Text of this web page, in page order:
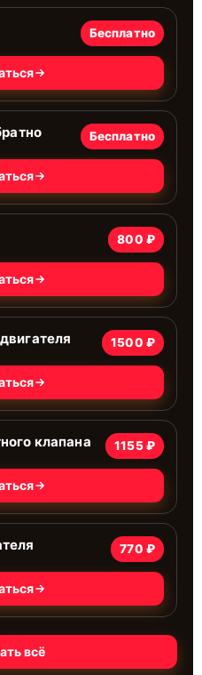
Бесплатно
Бесплатно
800 ₽
1500 ₽
клапана 1155 ₽
770 ₽
всё